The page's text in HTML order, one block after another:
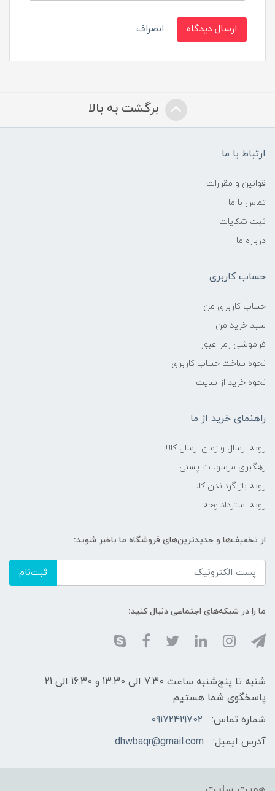
ارسال دیدگاه انصراف
برگشت به بالا
ارتباط با ما
قوانین و مقررات
تماس با ما
ثبت شکایات
درباره ما
حساب کاربری
حساب کاربری من
سبد خرید من
فراموشی رمز عبور
نحوه ساخت حساب کاربری
نحوه خرید از سایت
راهنمای خرید از ما
رویه ارسال و زمان ارسال کالا
رهگیری مرسولات پستی
رویه باز گرداندن کالا
رویه استرداد وجه
از تخفیف‌ها و جدیدترین‌های فروشگاه ما باخبر شوید:
ثبت‌نام
ما را در شبکه‌های اجتماعی دنبال کنید:
شنبه تا پنج‌شنبه ساعت 7.30 الی 13.30 و 16.30 الی 21
پاسخگوی شما هستیم
شماره تماس:
09172419702
آدرس ایمیل:
dhwbaqr@gmail.com